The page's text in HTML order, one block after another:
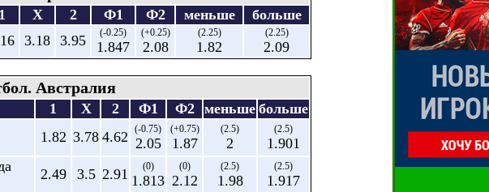
1 X 2 Ф1 Ф2 меньше больше
3.18 3.95 (-0.25)
1.847
(+0.25)
2.08
(2.25)
1.82
(2.25)
2.09
Австралия
1 X 2 Ф1 Ф2 меньше больше
1.82 3.78 4.62 (-0.75)
2.05
(+0.75)
1.87
(2.5)
2
(2.5)
1.901
2.49 3.5 2.91 (0)
1.813
(0)
2.12
(2.5)
1.98
(2.5)
1.917